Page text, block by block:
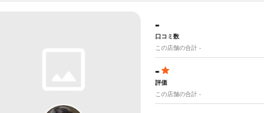
-
口コミ数
この店舗の合計 -
-
評価
この店舗の合計 -